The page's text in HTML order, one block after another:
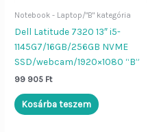
Notebook - Laptop/"B" kategória
Dell Latitude 7320 13″ i5-
1145G7/16GB/256GB NVME
SSD/webcam/1920×1080 “B”
99 905 Ft
Kosárba teszem